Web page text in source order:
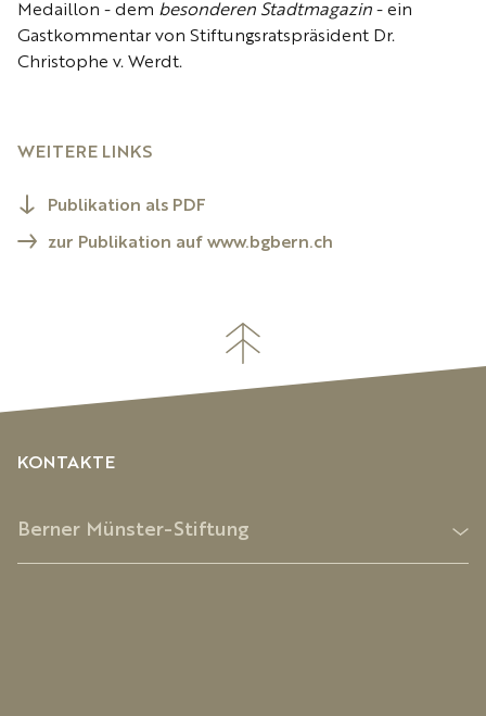
Medaillon - dem besonderen Stadtmagazin - ein
Gastkommentar von Stiftungsratspräsident Dr.
Christophe v. Werdt.
WEITERE LINKS
Publikation als PDF
zur Publikation auf www.bgbern.ch
KONTAKTE
Berner Münster-Stiftung